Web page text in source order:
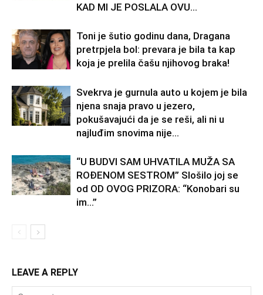
KAD MI JE POSLALA OVU...
Toni je šutio godinu dana, Dragana
pretrpjela bol: prevara je bila ta kap
koja je prelila čašu njihovog braka!
Svekrva je gurnula auto u kojem je bila
njena snaja pravo u jezero,
pokušavajući da je se reši, ali ni u
najluđim snovima nije...
“U BUDVI SAM UHVATILA MUŽA SA
ROĐENOM SESTROM” Slošilo joj se
od OD OVOG PRIZORA: “Konobari su
im…”
LEAVE A REPLY